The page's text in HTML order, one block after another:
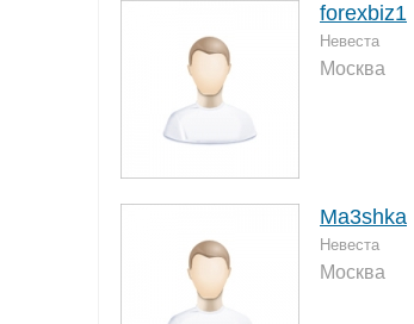
forexbiz1
Невеста
Москва
Ma3shka
Невеста
Москва